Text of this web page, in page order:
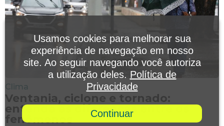
Clima
Ventania, ciclone e tornado:
entenda as diferenças entre os
fenômenos
Usamos cookies para melhorar sua
experiência de navegação em nosso
site. Ao seguir navegando você autoriza
a utilização deles. Política de
Privacidade
Continuar